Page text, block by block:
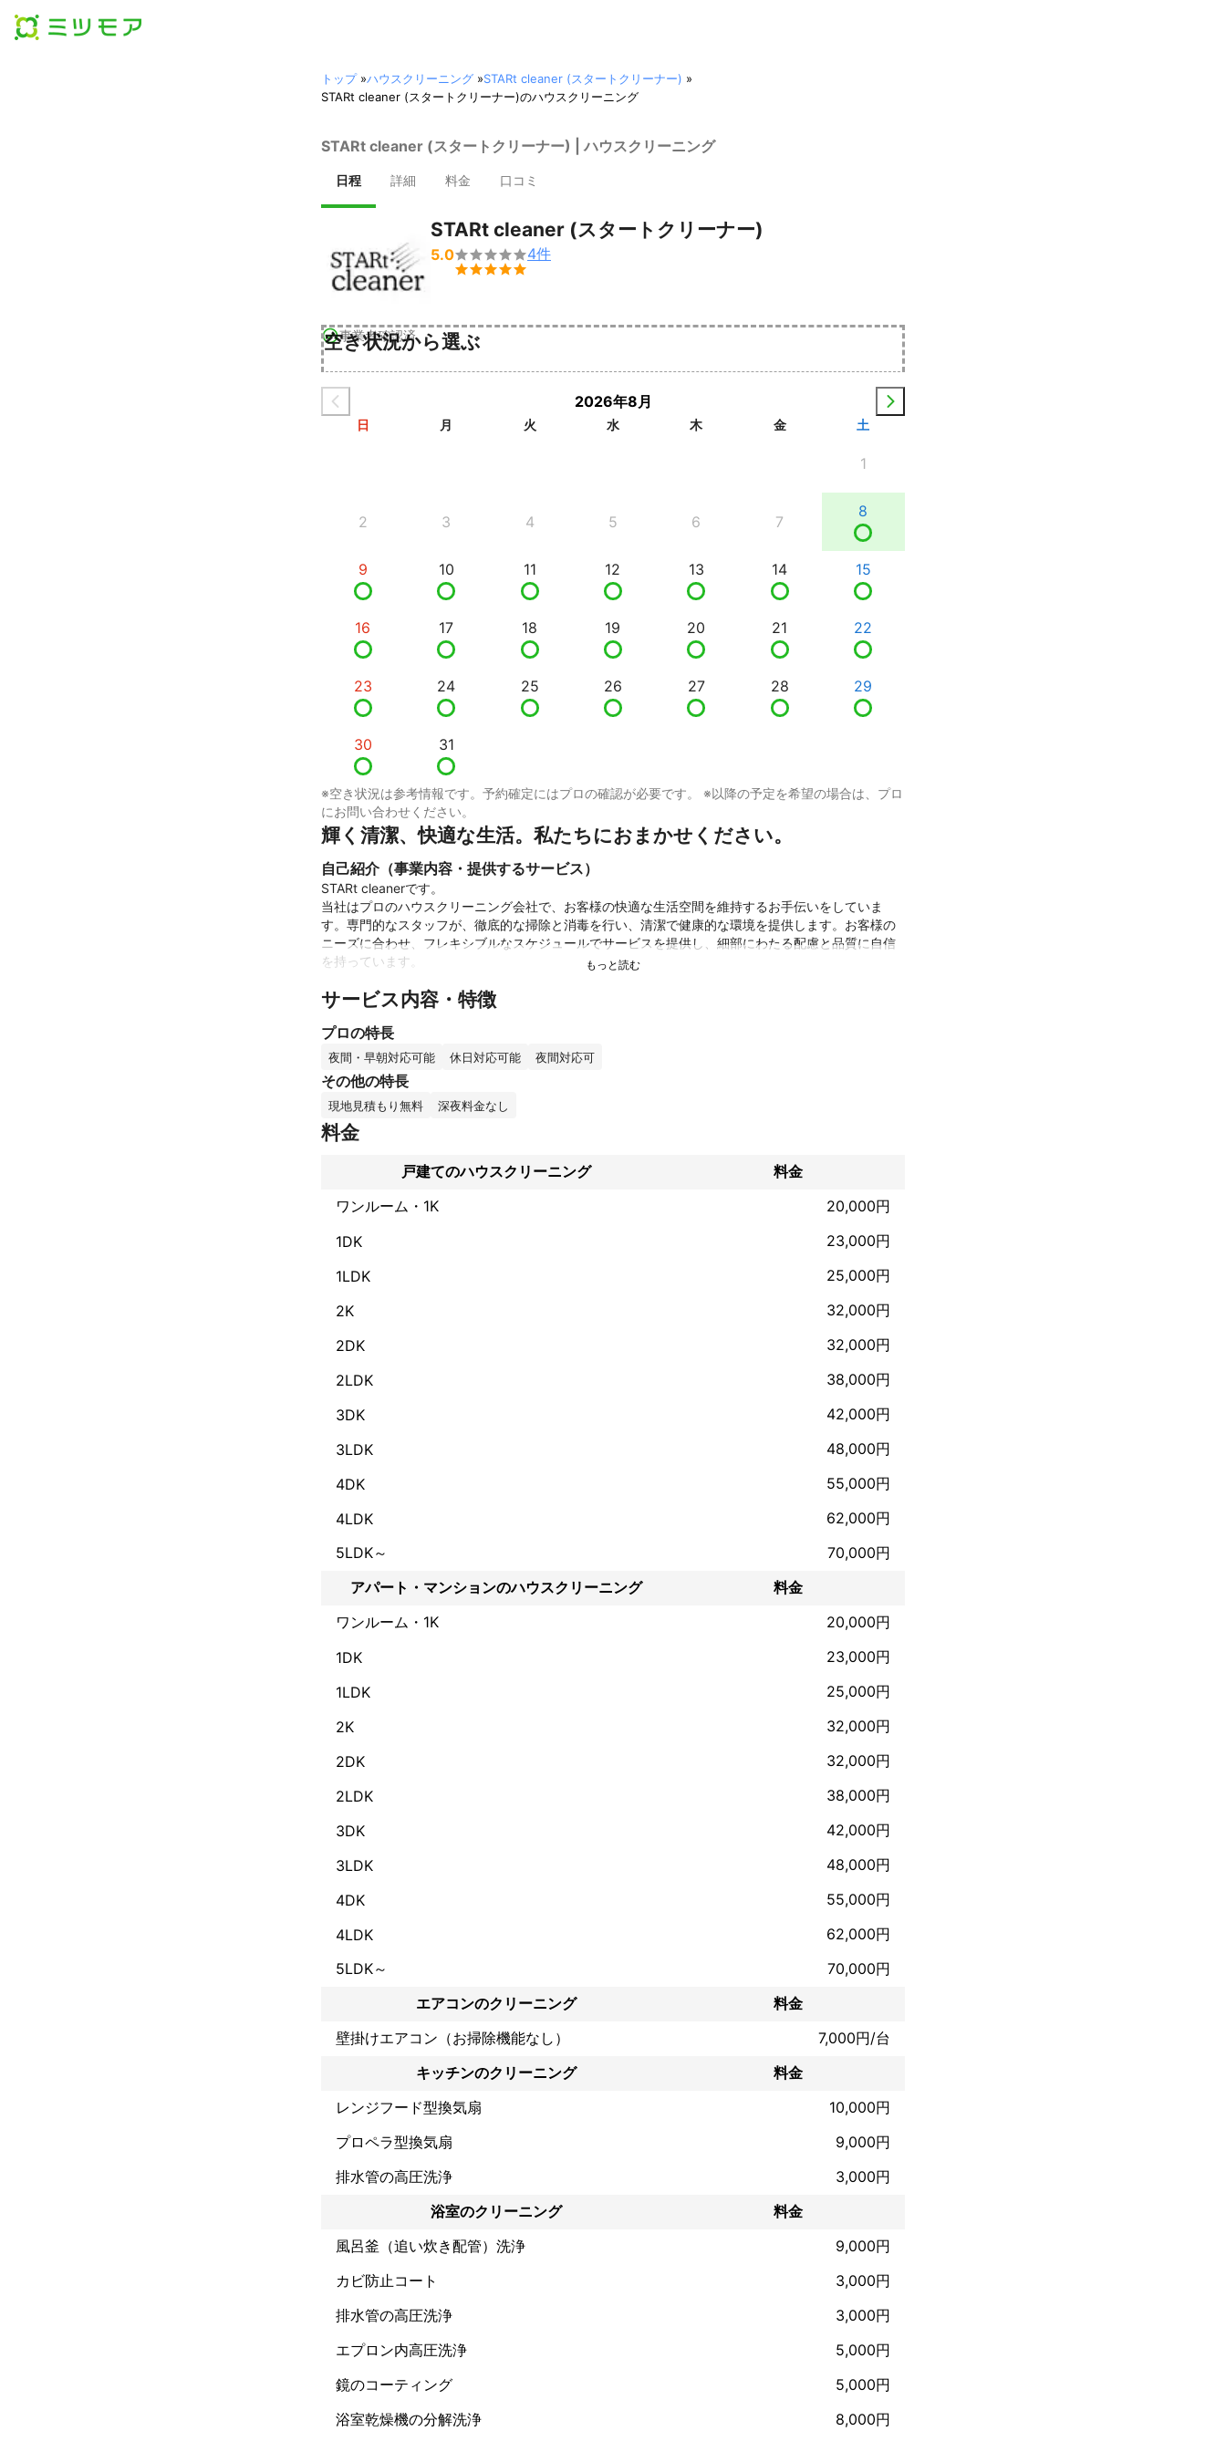
トップ»ハウスクリーニング »STARt cleaner (スタートクリーナー) »
STARt cleaner (スタートクリーナー)のハウスクリーニング
STARt cleaner (スタートクリーナー) | ハウスクリーニング
日程 詳細 料金 口コミ
事業者確認済
STARt cleaner (スタートクリーナー)
5.0

4件
空き状況から選ぶ
2026年8月
日 月 火 水 木 金 土
1
2 3 4 5 6 7
8
9 10 11 12 13 14 15
16 17 18 19 20 21 22
23 24 25 26 27 28 29
30 31
※空き状況は参考情報です。予約確定にはプロの確認が必要です。 ※以降の予定を希望の場合は、プロ
にお問い合わせください。
輝く清潔、快適な生活。私たちにおまかせください。
自己紹介（事業内容・提供するサービス）
STARt cleanerです。
当社はプロのハウスクリーニング会社で、お客様の快適な生活空間を維持するお手伝いをしていま
す。専門的なスタッフが、徹底的な掃除と消毒を行い、清潔で健康的な環境を提供します。お客様の
ニーズに合わせ、フレキシブルなスケジュールでサービスを提供し、細部にわたる配慮と品質に自信
を持っています。
当社の特長：
- エコフレンドリーなクリーニング製品
- 丁寧なカスタマーサービス
- 競争力のある価格設定
- 迅速な対応と柔軟な予約オプション
お住まいの清掃を通じて、我々は忙しい日常をサポートし、安心感と満足感を提供します。信頼性と
品質を大切にし、お客様の期待を上回るお掃除をお約束します。私たちにお任せいただければ、清潔
な空間での生活をより楽しむことができるでしょう。お気軽にお問い合わせください。
これまでの実績
大手家電量販店にてエアコンクリーニングの経験あり。
アピールポイント
エアコンクリーニングの洗剤はエコ洗剤使用しております。
サービス内容・特徴
プロの特長
夜間・早朝対応可能 休日対応可能 夜間対応可
その他の特長
現地見積もり無料 深夜料金なし
料金
戸建てのハウスクリーニング
料金
ワンルーム・1K
20,000円
1DK
23,000円
1LDK
25,000円
2K
32,000円
2DK
32,000円
2LDK
38,000円
3DK
42,000円
3LDK
48,000円
4DK
55,000円
4LDK
62,000円
5LDK～
70,000円
アパート・マンションのハウスクリーニング
料金
ワンルーム・1K
20,000円
1DK
23,000円
1LDK
25,000円
2K
32,000円
2DK
32,000円
2LDK
38,000円
3DK
42,000円
3LDK
48,000円
4DK
55,000円
4LDK
62,000円
5LDK～
70,000円
エアコンのクリーニング
料金
壁掛けエアコン（お掃除機能なし）
7,000円/台
キッチンのクリーニング
料金
レンジフード型換気扇
10,000円
プロペラ型換気扇
9,000円
排水管の高圧洗浄
3,000円
浴室のクリーニング
料金
風呂釜（追い炊き配管）洗浄
9,000円
カビ防止コート
3,000円
排水管の高圧洗浄
3,000円
エプロン内高圧洗浄
5,000円
鏡のコーティング
5,000円
浴室乾燥機の分解洗浄
8,000円